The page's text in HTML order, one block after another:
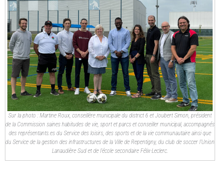
Sur la photo : Martine Roux, conseillère municipale du district 6 et Joubert Simon, président
de la Commission saines habitudes de vie, sport et parcs et conseiller municipal, accompagnés
des représentants.es du Service des loisirs, des sports et de la vie communautaire ainsi que
du Service de la gestion des infrastructures de la Ville de Repentigny, du club de soccer l’Union
Lanaudière Sud et de l’école secondaire Félix-Leclerc.